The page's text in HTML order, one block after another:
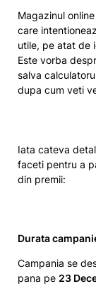
Magazinul online
care
utile, pe atat de
Este vorba
salva
dupa cum veti
Iata cateva
faceti pentru a
din premii:
Durata
Campania se
pana pe 23